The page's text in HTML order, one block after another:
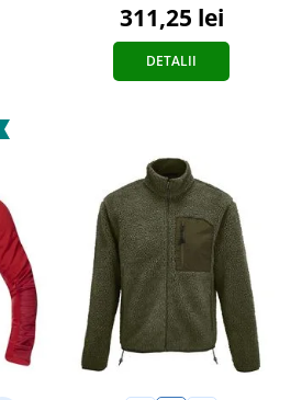
311,25 lei
DETALII